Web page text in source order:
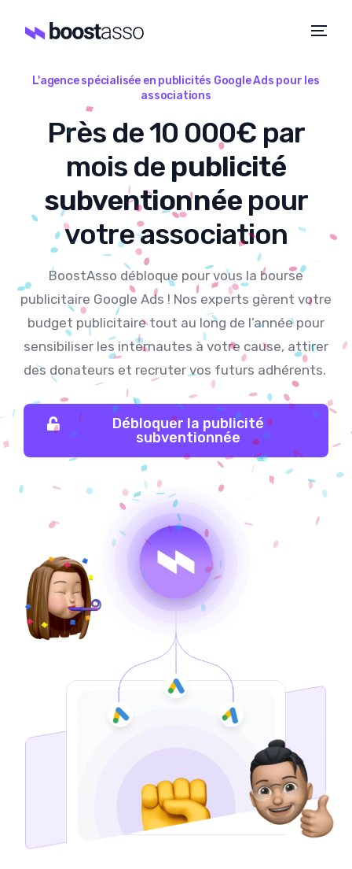
L'agence spécialisée en publicités Google Ads pour les
associations
Près de 10 000€ par
mois de publicité
subventionnéepour
votre association
BoostAsso débloque pour vous la bourse
publicitaire Google Ads ! Nos experts gèrent votre
budget publicitaire tout au long de l’année pour
sensibiliser les internautes à votre cause, attirer
des donateurs et recruter vos futurs adhérents.
Débloquer la publicité
subventionnée